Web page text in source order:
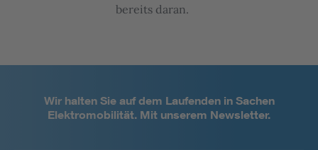
bereits daran.
Wir halten Sie auf dem Laufenden in Sachen
Elektromobilität. Mit unserem Newsletter.